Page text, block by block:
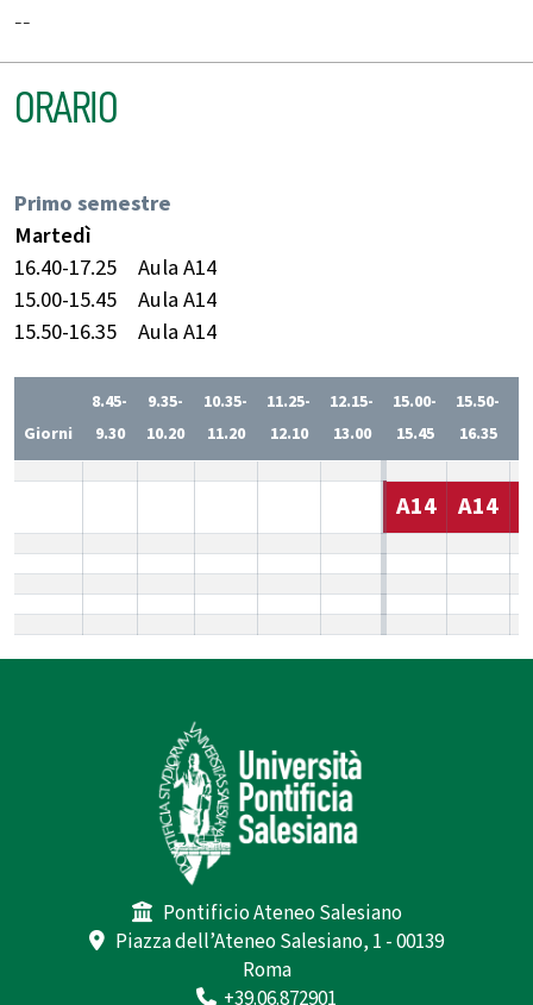
--
ORARIO
Primo semestre
Martedì
16.40-17.25
Aula A14
15.00-15.45
Aula A14
15.50-16.35
Aula A14
Giorni
8.45-
9.30
9.35-
10.20
10.35-
11.20
11.25-
12.10
12.15-
13.00
15.00-
15.45
15.50-
16.35
A14 A14
Pontificio Ateneo Salesiano
Piazza dell’Ateneo Salesiano, 1 - 00139
Roma